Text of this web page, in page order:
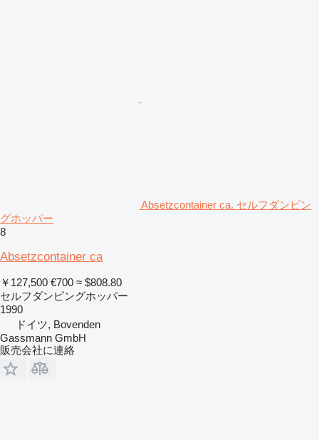
Absetzcontainer ca. セルフダンピン
グホッパー
8
Absetzcontainer ca
￥127,500 €700 ≈ $808.80
セルフダンピングホッパー
1990
ドイツ, Bovenden
Gassmann GmbH
販売会社に連絡